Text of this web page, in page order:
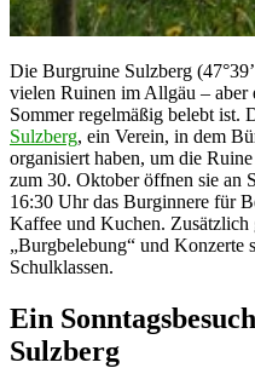
Die Burgruine Sulzberg
vielen Ruinen im Allgäu – aber
Sommer regelmäßig belebt ist.
Sulzberg, ein Verein, in dem
organisiert haben, um die
zum 30. Oktober öffnen sie an
16:30 Uhr das Burginnere für
Kaffee und Kuchen. Zusätzlich
„Burgbelebung“ und Konzerte
Schulklassen.
Ein
Sulzberg